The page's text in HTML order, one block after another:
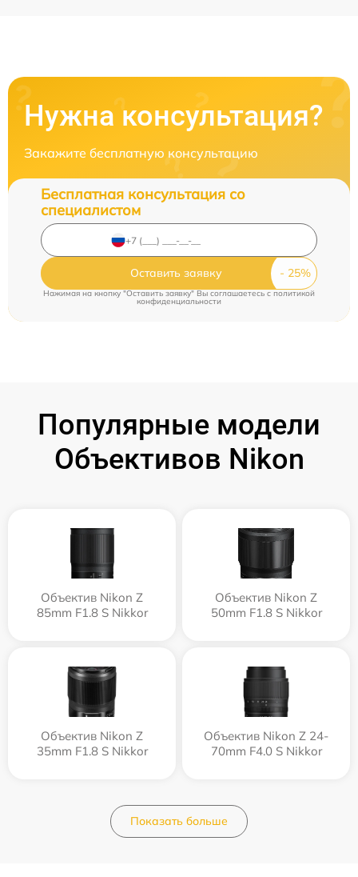
Нужна консультация?
Закажите бесплатную консультацию
Бесплатная консультация со
специалистом
Оставить заявку
Нажимая на кнопку "Оставить заявку" Вы соглашаетесь c политикой
конфиденциальности
Популярные модели
Объективов Nikon
Объектив Nikon Z
85mm F1.8 S Nikkor
Объектив Nikon Z
50mm F1.8 S Nikkor
Объектив Nikon Z
35mm F1.8 S Nikkor
Объектив Nikon Z 24-
70mm F4.0 S Nikkor
Показать больше